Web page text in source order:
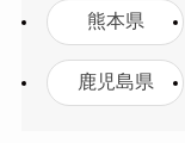
熊本県
鹿児島県